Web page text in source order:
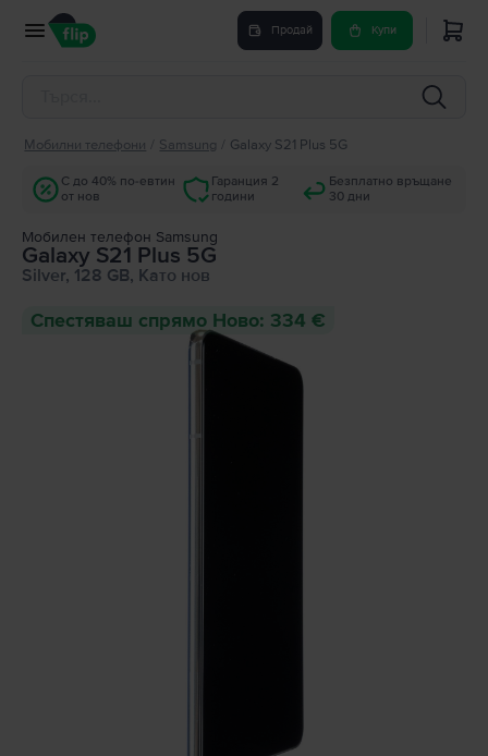
Продай Купи
Мобилни телефони Samsung Galaxy S21 Plus 5G
С до 40% по-евтин
от нов
Гаранция 2
години
Безплатно връщане
30 дни
Мобилен телефон Samsung
Galaxy S21 Plus 5G
Silver, 128 GB, Като нов
Спестяваш спрямо Ново: 334 €